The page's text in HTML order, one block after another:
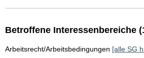
Betroffene Interessenbereiche
Arbeitsrecht/Arbeitsbedingungen [alle SG